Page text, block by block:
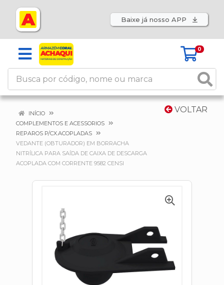
Baixe já nosso APP
0
VOLTAR
INÍCIO
COMPLEMENTOS E ACESSORIOS
REPAROS P/CX.ACOPLADAS
VEDANTE (OBTURADOR) EM BORRACHA
NITRÍLICA PARA SAÍDA DE CAIXA DE DESCARGA
ACOPLADA COM CORRENTE 9582 CENSI